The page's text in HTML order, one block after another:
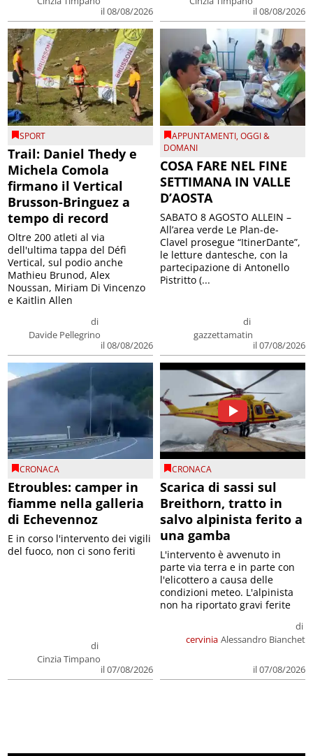
il 08/08/2026
il 08/08/2026
SPORT
Trail: Daniel Thedy e
Michela Comola
firmano il Vertical
Brusson-Bringuez a
tempo di record
di
Davide Pellegrino
il 08/08/2026
Oltre 200 atleti al via
dell'ultima tappa del Défì
Vertical, sul podio anche
Mathieu Brunod, Alex
Noussan, Miriam Di Vincenzo
e Kaitlin Allen
APPUNTAMENTI,OGGI &
DOMANI
COSA FARE NEL FINE
SETTIMANA IN VALLE
D’AOSTA
di
gazzettamatin
il 07/08/2026
SABATO 8 AGOSTO ALLEIN –
All’area verde Le Plan-de-
Clavel prosegue “ItinerDante”,
le letture dantesche, con la
partecipazione di Antonello
Pistritto (...
CRONACA
Etroubles: camper in
fiamme nella galleria
di Echevennoz
di
Cinzia Timpano
il 07/08/2026
E in corso l'intervento dei vigili
del fuoco, non ci sono feriti
CRONACA
Scarica di sassi sul
Breithorn, tratto in
salvo alpinista ferito a
una gamba
cervinia
di
Alessandro Bianchet
il 07/08/2026
L'intervento è avvenuto in
parte via terra e in parte con
l'elicottero a causa delle
condizioni meteo. L'alpinista
non ha riportato gravi ferite